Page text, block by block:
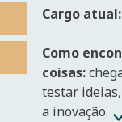
Cargo
Como
coisas:
testar
a inovação.